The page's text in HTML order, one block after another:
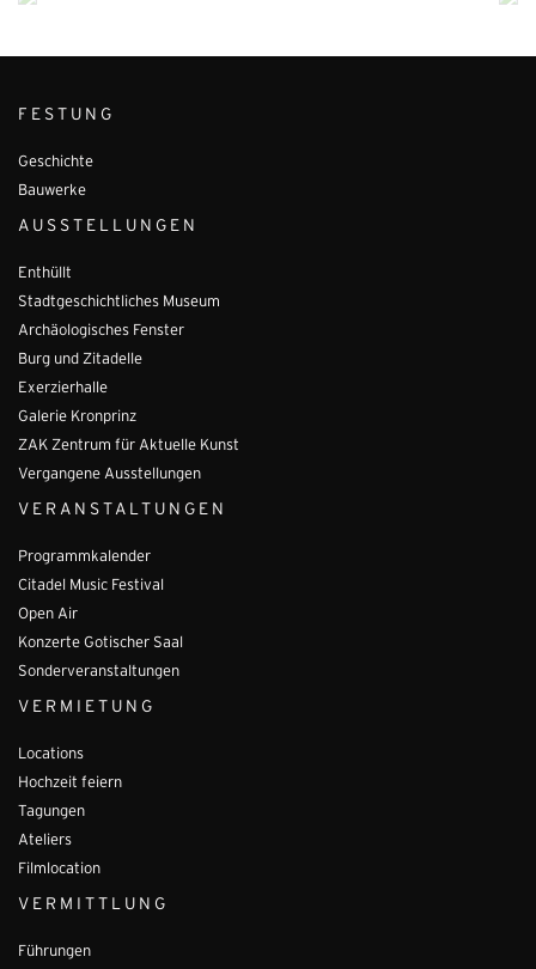
FESTUNG
Geschichte
Bauwerke
AUSSTELLUNGEN
Enthüllt
Stadtgeschichtliches Museum
Archäologisches Fenster
Burg und Zitadelle
Exerzierhalle
Galerie Kronprinz
ZAK Zentrum für Aktuelle Kunst
Vergangene Ausstellungen
VERANSTALTUNGEN
Programmkalender
Citadel Music Festival
Open Air
Konzerte Gotischer Saal
Sonderveranstaltungen
VERMIETUNG
Locations
Hochzeit feiern
Tagungen
Ateliers
Filmlocation
VERMITTLUNG
Führungen